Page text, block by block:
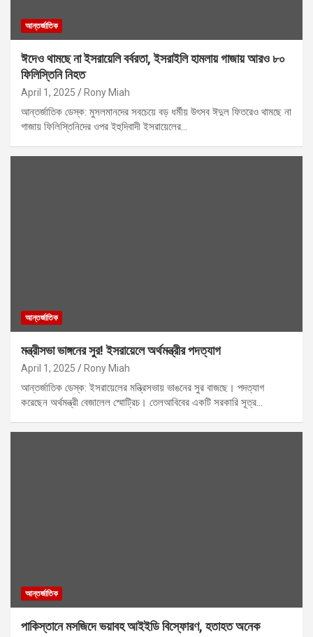
আন্তর্জাতিক
ঈদেও থামছে না ইসরায়েলি বর্বরতা, ইসরাইলি হামলায় গাজায় আরও ৮০
ফিলিস্তিনি নিহত
April 1, 2025 Rony Miah
আন্তর্জাতিক ডেস্ক: মুসলমানদের সবচেয়ে বড় ধর্মীয় উৎসব ঈদুল ফিতরেও থামছে না
গাজায় ফিলিস্তিনিদের ওপর ইহুদিবাদী ইসরায়েলের…
আন্তর্জাতিক
মন্ত্রীসভা ভাঙ্গনের সুর! ইসরায়েলে অর্থমন্ত্রীর পদত্যাগ
April 1, 2025 Rony Miah
আন্তর্জাতিক ডেস্ক: ইসরায়েলের মন্ত্রিসভায় ভাঙনের সুর বাজছে। পদত্যাগ
করেছেন অর্থমন্ত্রী বেজালেল স্মোট্রিচ। তেলআবিবের একটি সরকারি সূত্র…
আন্তর্জাতিক
পাকিস্তানে মসজিদে ভয়াবহ আইইডি বিস্ফোরণ, হতাহত অনেক